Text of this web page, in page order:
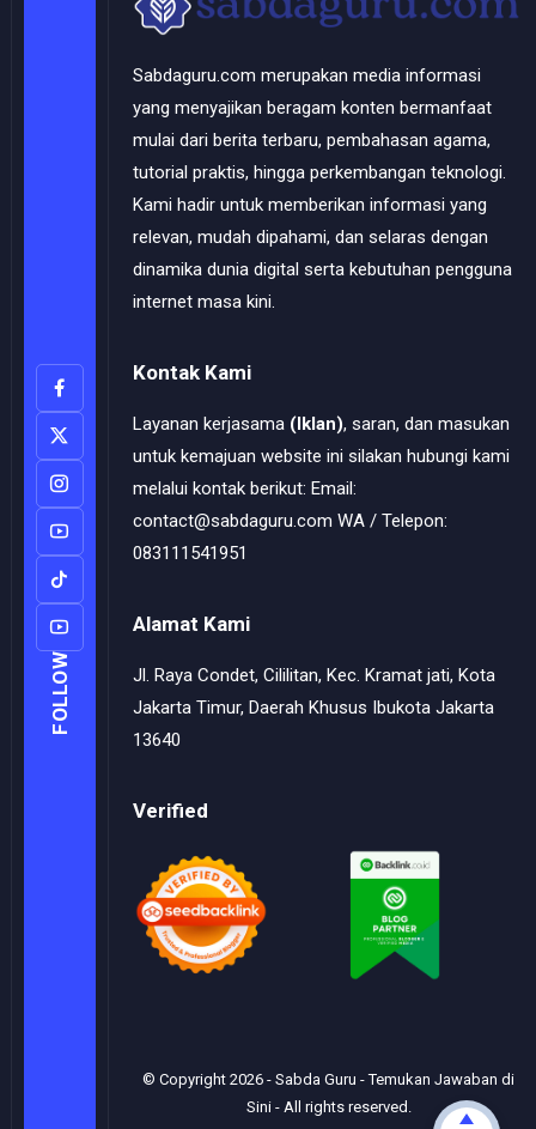
FOLLOW
Sabdaguru.com merupakan media informasi
yang menyajikan beragam konten bermanfaat
mulai dari berita terbaru, pembahasan agama,
tutorial praktis, hingga perkembangan teknologi.
Kami hadir untuk memberikan informasi yang
relevan, mudah dipahami, dan selaras dengan
dinamika dunia digital serta kebutuhan pengguna
internet masa kini.
Kontak Kami
Layanan kerjasama (Iklan), saran, dan masukan
untuk kemajuan website ini silakan hubungi kami
melalui kontak berikut: Email:
contact@sabdaguru.com WA / Telepon:
083111541951
Alamat Kami
Jl. Raya Condet, Cililitan, Kec. Kramat jati, Kota
Jakarta Timur, Daerah Khusus Ibukota Jakarta
13640
Verified
© Copyright2026 -Sabda Guru - Temukan Jawaban di
Sini- All rights reserved.